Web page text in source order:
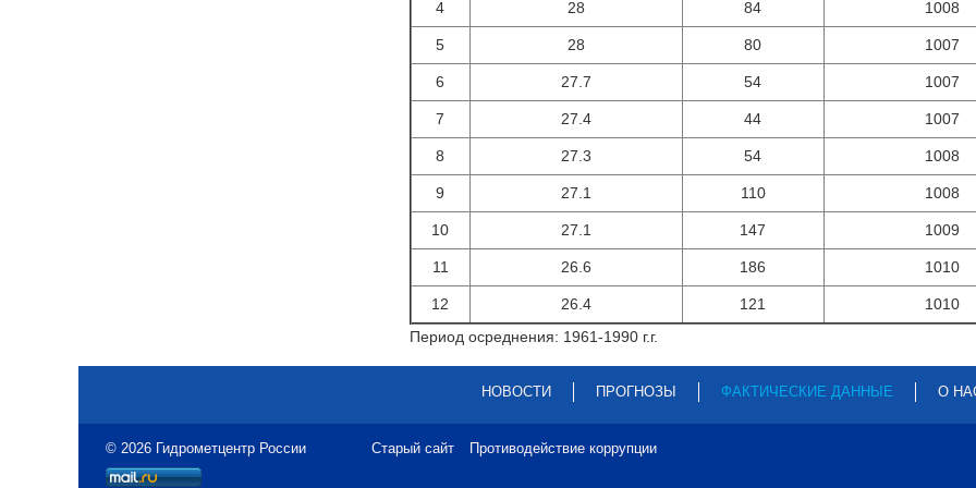
4 28 84 1008
5 28 80 1007
6 27.7 54 1007
7 27.4 44 1007
8 27.3 54 1008
9 27.1 110 1008
10 27.1 147 1009
11 26.6 186 1010
12 26.4 121
1010
Период осреднения: 1961-1990 г.г.
НОВОСТИ ПРОГНОЗЫ ФАКТИЧЕСКИЕ ДАННЫЕ О
© 2026 Гидрометцентр России Старый сайт Противодействие коррупции